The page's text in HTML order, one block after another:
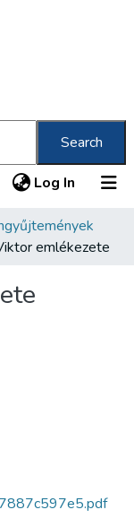
Search
Log In (current)
emlékezete